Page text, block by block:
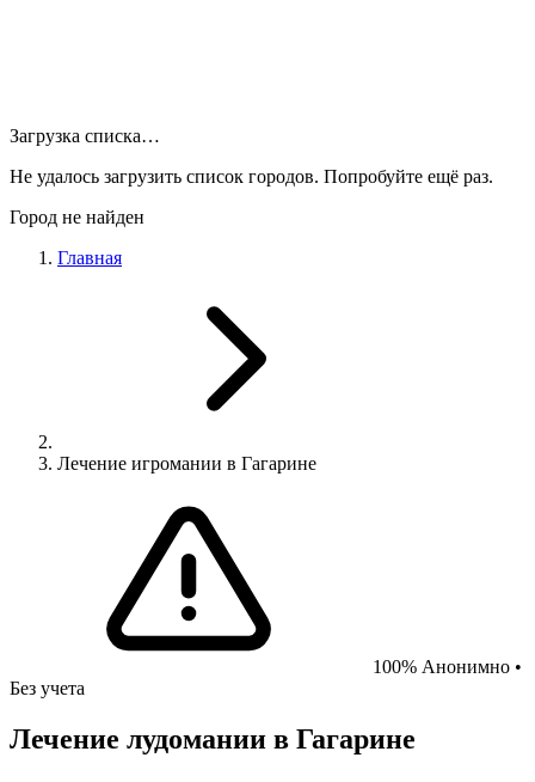
Загрузка списка…
Не удалось загрузить список городов. Попробуйте ещё раз.
Город не найден
Главная
Лечение игромании в Гагарине
100% Анонимно •
Без учета
Лечение лудомании в Гагарине